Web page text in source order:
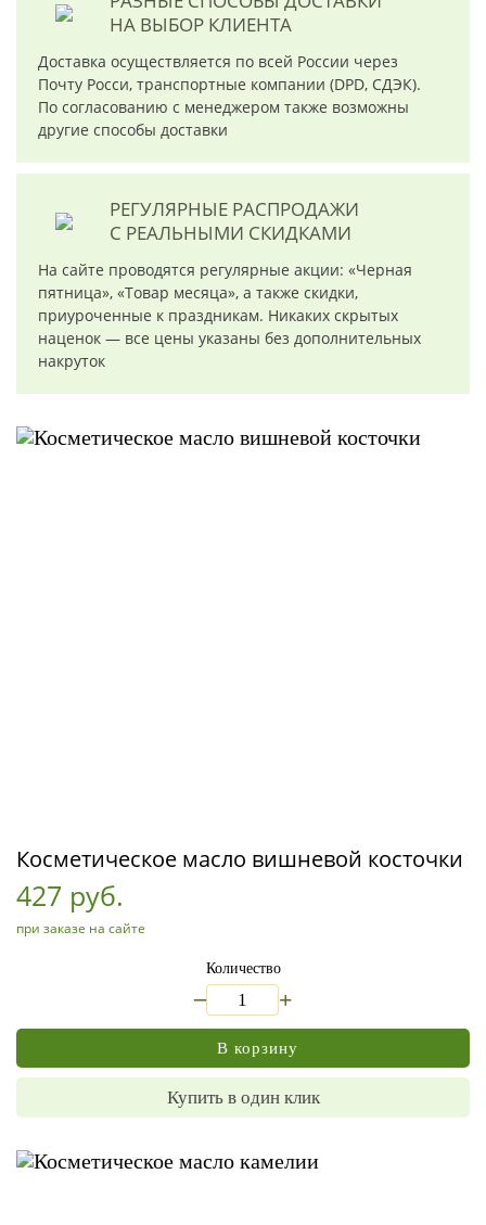
НА ВЫБОР КЛИЕНТА
Доставка осуществляется по всей России через
Почту Росси, транспортные компании (DPD, СДЭК).
По согласованию с менеджером также возможны
другие способы доставки
РЕГУЛЯРНЫЕ РАСПРОДАЖИ
С РЕАЛЬНЫМИ СКИДКАМИ
На сайте проводятся регулярные акции: «Черная
пятница», «Товар месяца», а также скидки,
приуроченные к праздникам. Никаких скрытых
наценок — все цены указаны без дополнительных
накруток
Косметическое масло вишневой косточки
427 руб.
при заказе на сайте
Количество
+
В корзину
Купить в один клик